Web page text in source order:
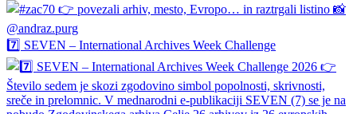
7️⃣ SEVEN – International Archives Week Challenge